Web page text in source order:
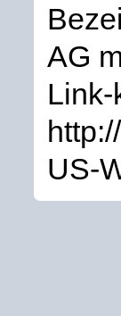
AG
Link-
US-